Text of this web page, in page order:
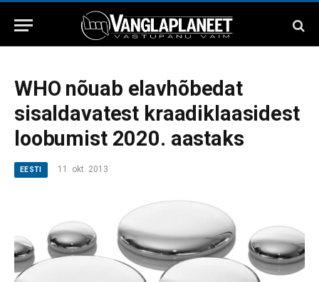
WHO nõuab elavhõbedat
sisaldavatest kraadiklaasidest
loobumist 2020. aastaks
EESTI 11. okt. 2013